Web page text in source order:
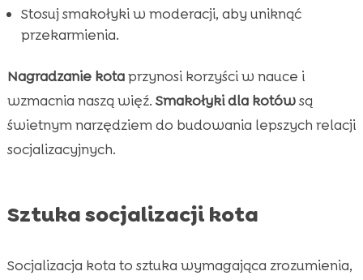
Stosuj smakołyki w moderacji, aby uniknąć
przekarmienia.
Nagradzanie kotaprzynosi korzyści w nauce i
wzmacnia naszą więź. Smakołyki dla kotówsą
świetnym narzędziem do budowania lepszych relacji
socjalizacyjnych.
Sztuka socjalizacji kota
Socjalizacja kota to sztuka wymagająca zrozumienia,